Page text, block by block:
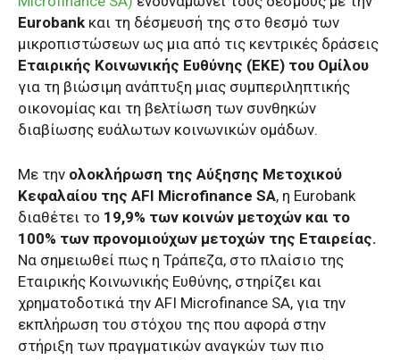
Eurobank και τη δέσμευσή της στο θεσμό των
μικροπιστώσεων ως μια από τις κεντρικές δράσεις
Εταιρικής Κοινωνικής Ευθύνης (ΕΚΕ) του Ομίλου
για τη βιώσιμη ανάπτυξη μιας συμπεριληπτικής
οικονομίας και τη βελτίωση των συνθηκών
διαβίωσης ευάλωτων κοινωνικών ομάδων.
Με την ολοκλήρωση της Αύξησης Μετοχικού
Κεφαλαίου της AFI Microfinance SA, η Eurobank
διαθέτει το 19,9% των κοινών μετοχών και το
100% των προνομιούχων μετοχών της Εταιρείας.
Να σημειωθεί πως η Τράπεζα, στο πλαίσιο της
Εταιρικής Κοινωνικής Ευθύνης, στηρίζει και
χρηματοδοτικά την AFI Microfinance SA, για την
εκπλήρωση του στόχου της που αφορά στην
στήριξη των πραγματικών αναγκών των πιο